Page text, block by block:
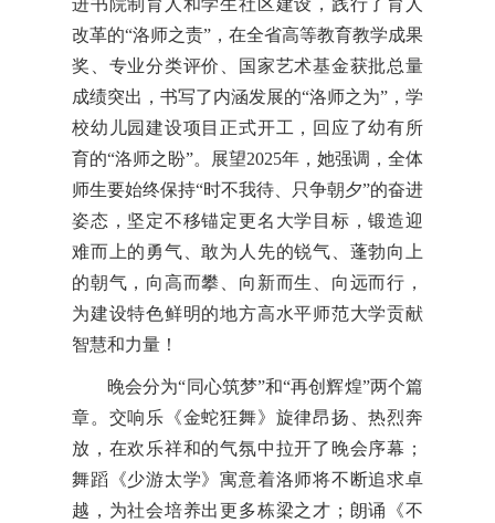
改革的“洛师之责”，在全省高等教育教学成果
奖、专业分类评价、国家艺术基金获批总量
成绩突出，书写了内涵发展的“洛师之为”，学
校幼儿园建设项目正式开工，回应了幼有所
育的“洛师之盼”。展望2025年，她强调，全体
师生要始终保持“时不我待、只争朝夕”的奋进
姿态，坚定不移锚定更名大学目标，锻造迎
难而上的勇气、敢为人先的锐气、蓬勃向上
的朝气，向高而攀、向新而生、向远而行，
为建设特色鲜明的地方高水平师范大学贡献
智慧和力量！
晚会分为“同心筑梦”和“再创辉煌”两个篇
章。交响乐《金蛇狂舞》旋律昂扬、热烈奔
放，在欢乐祥和的气氛中拉开了晚会序幕；
舞蹈《少游太学》寓意着洛师将不断追求卓
越，为社会培养出更多栋梁之才；朗诵《不